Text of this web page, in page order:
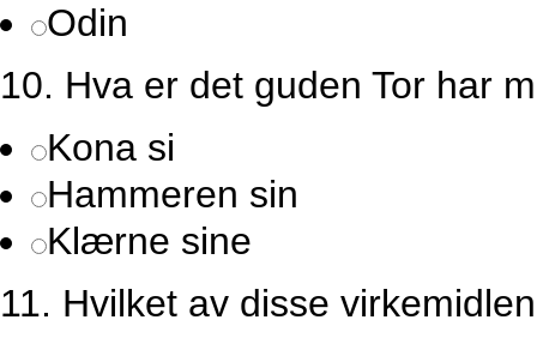
Odin
10. Hva er det guden Tor har
Kona si
Hammeren sin
Klærne sine
11. Hvilket av disse